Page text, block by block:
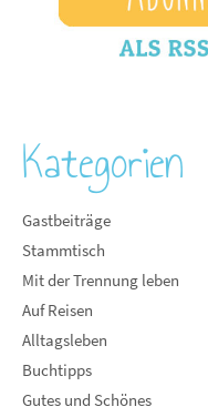
Kategorien
Gastbeiträge
Stammtisch
Mit der Trennung leben
Auf Reisen
Alltagsleben
Buchtipps
Gutes und Schönes